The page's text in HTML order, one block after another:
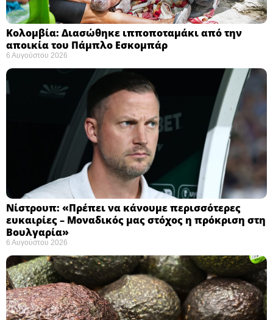
Κολομβία: Διασώθηκε ιπποποταμάκι από την
αποικία του Πάμπλο Εσκομπάρ ​
6 Αυγούστου 2026
Νίστρουπ: «Πρέπει να κάνουμε περισσότερες
ευκαιρίες – Μοναδικός μας στόχος η πρόκριση στη
Βουλγαρία» ​
6 Αυγούστου 2026